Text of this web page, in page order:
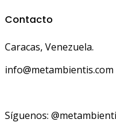
Contacto
Caracas, Venezuela.
info@metambientis.com
Síguenos: